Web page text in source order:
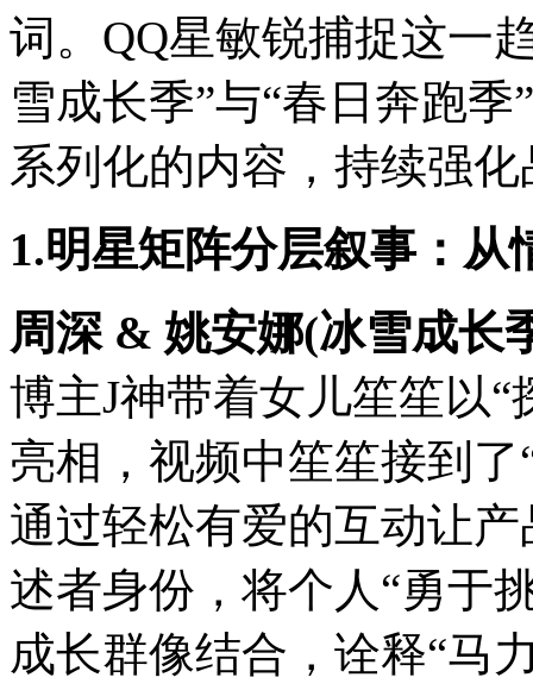
词。QQ星敏锐捕捉这一
雪成长季”与“春日奔跑
系列化的内容，持续强
1.明星矩阵分层叙事：
周深 & 姚安娜(冰雪成长
博主J神带着女儿笙笙以
亮相，视频中笙笙接到了
通过轻松有爱的互动让
述者身份，将个人“勇于
成长群像结合，诠释“